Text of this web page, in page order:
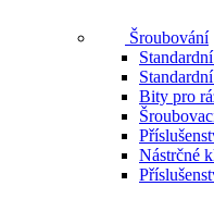
Šroubování
Bity pro
Nástrčné